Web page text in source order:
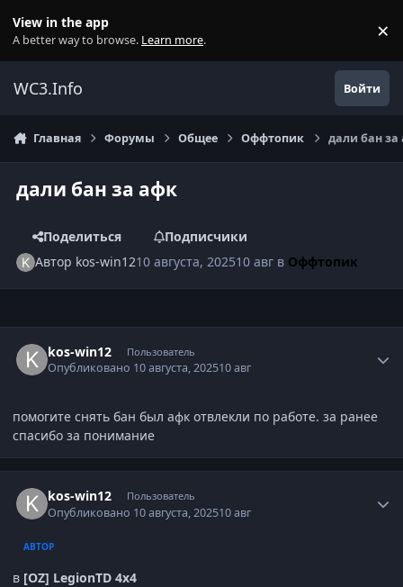
View in the app
A better way to browse. Learn more. ×
WC3.Info Войти
Главная Форумы Общее Оффтопик дали бан за
дали бан за афк
Поделиться
Подписчики
Автор kos-win1210 августа, 202510 авг в Оффтопик
kos-win12 Пользователь
Опубликовано 10 августа, 202510 авг
помогите снять бан был афк отвлекли по работе. за ранее
спасибо за понимание
kos-win12 Пользователь
Опубликовано 10 августа, 202510 авг
АВТОР
в [OZ] LegionTD 4x4